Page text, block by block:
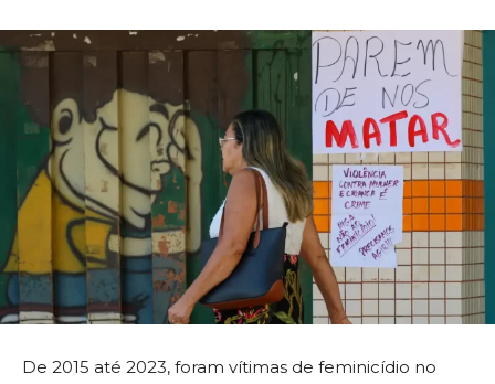
De 2015 até 2023, foram vítimas de feminicídio no